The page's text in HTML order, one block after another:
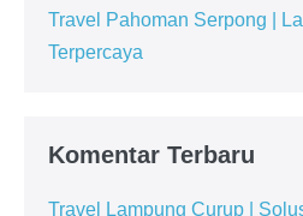
Travel Pahoman Serpong |
Terpercaya
Komentar Terbaru
Travel Lampung Curup |